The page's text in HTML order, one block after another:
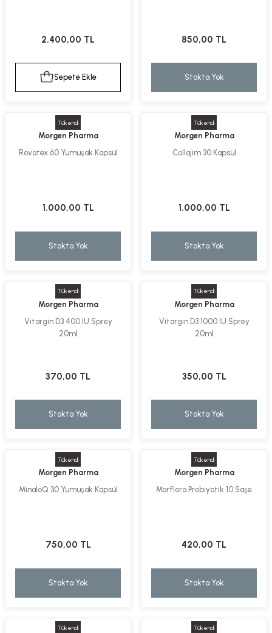
2.400,00 TL
Sepete Ekle
850,00 TL
Stokta Yok
Tükendi
Morgen Pharma
Rovatex 60 Yumuşak Kapsül
1.000,00 TL
Stokta Yok
Tükendi
Morgen Pharma
Collajim 30 Kapsül
1.000,00 TL
Stokta Yok
Tükendi
Morgen Pharma
Vitargin D3 400 IU Sprey
20ml
370,00 TL
Stokta Yok
Tükendi
Morgen Pharma
Vitargin D3 1000 IU Sprey
20ml
350,00 TL
Stokta Yok
Tükendi
Morgen Pharma
MinaloQ 30 Yumuşak Kapsül
750,00 TL
Stokta Yok
Tükendi
Morgen Pharma
Morflora Probiyotik 10 Saşe
420,00 TL
Stokta Yok
Tükendi Tükendi